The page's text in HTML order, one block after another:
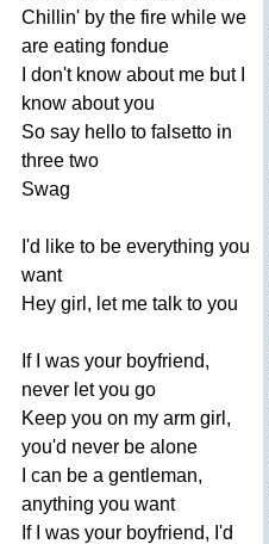
Chillin' by the fire while we
are eating fondue
don't know about me but
know about you
So say hello to falsetto in
three two
Swag
I'd like to be everything you
want
Hey girl , let me talk to you
If was your boyfriend,
never let you go
Keep you on my arm girl ,
you'd never be alone
can be a gentleman,
anything you want
If
was your boyfriend, I'd